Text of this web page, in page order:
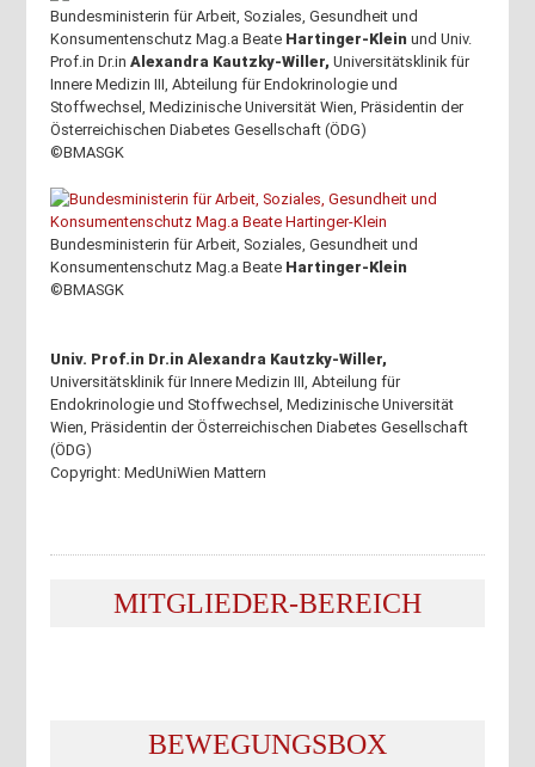
Bundesministerin für Arbeit, Soziales, Gesundheit und
Konsumentenschutz Mag.a Beate Hartinger-Kleinund Univ.
Prof.in Dr.inAlexandra Kautzky-Willer,Universitätsklinik für
Innere Medizin III, Abteilung für Endokrinologie und
Stoffwechsel, Medizinische Universität Wien, Präsidentin der
Österreichischen Diabetes Gesellschaft (ÖDG)
©BMASGK
Bundesministerin für Arbeit, Soziales, Gesundheit und
Konsumentenschutz Mag.a Beate Hartinger-Klein
©BMASGK
Univ. Prof.in Dr.in Alexandra Kautzky-Willer,
Universitätsklinik für Innere Medizin III, Abteilung für
Endokrinologie und Stoffwechsel, Medizinische Universität
Wien, Präsidentin der Österreichischen Diabetes Gesellschaft
(ÖDG)
Copyright: MedUniWien Mattern
MITGLIEDER-BEREICH
BEWEGUNGSBOX